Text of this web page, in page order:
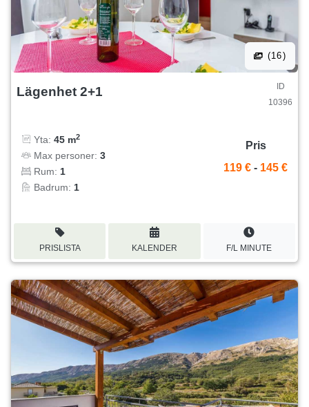
(16)
Lägenhet 2+1
ID
10396
Yta: 45 m2
Max personer: 3
Rum: 1
Badrum: 1
Pris
119 € - 145 €
PRISLISTA KALENDER F/L MINUTE